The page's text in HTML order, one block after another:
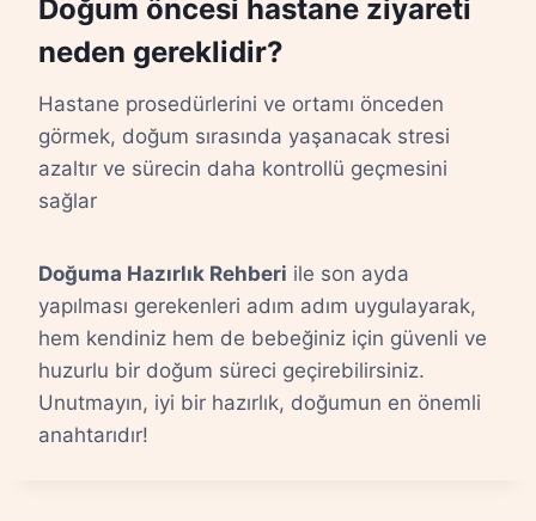
Doğum öncesi hastane ziyareti
neden gereklidir?
Hastane prosedürlerini ve ortamı önceden
görmek, doğum sırasında yaşanacak stresi
azaltır ve sürecin daha kontrollü geçmesini
sağlar
Doğuma Hazırlık Rehberi ile son ayda
yapılması gerekenleri adım adım uygulayarak,
hem kendiniz hem de bebeğiniz için güvenli ve
huzurlu bir doğum süreci geçirebilirsiniz.
Unutmayın, iyi bir hazırlık, doğumun en önemli
anahtarıdır!